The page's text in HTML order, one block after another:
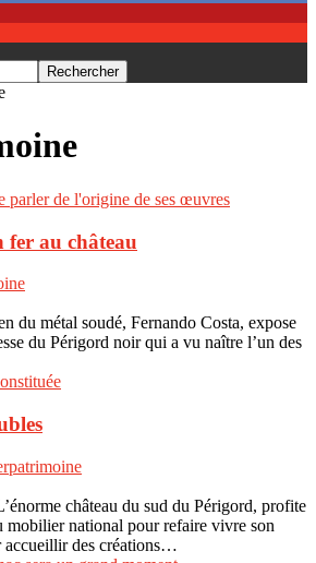
fer au château
du métal soudé, Fernando Costa, expose
du Périgord noir qui a vu naître l’un des
patrimoine
château du sud du Périgord, profite
mobilier national pour refaire vivre son
accueillir des créations…